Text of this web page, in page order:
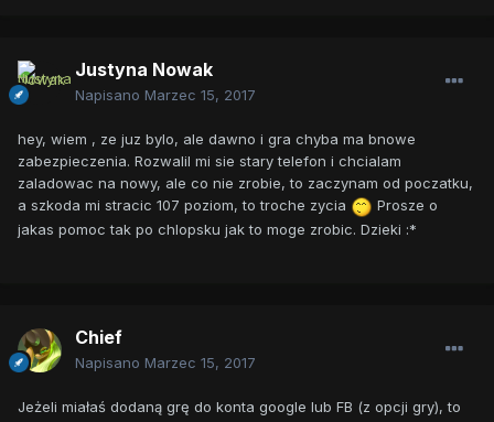
Justyna Nowak
Napisano Marzec 15, 2017
hey, wiem , ze juz bylo, ale dawno i gra chyba ma bnowe
zabezpieczenia. Rozwalil mi sie stary telefon i chcialam
zaladowac na nowy, ale co nie zrobie, to zaczynam od poczatku,
a szkoda mi stracic 107 poziom, to troche zycia
Prosze o
jakas pomoc tak po chlopsku jak to moge zrobic. Dzieki :*
Chief
Napisano Marzec 15, 2017
Jeżeli miałaś dodaną grę do konta google lub FB (z opcji gry), to